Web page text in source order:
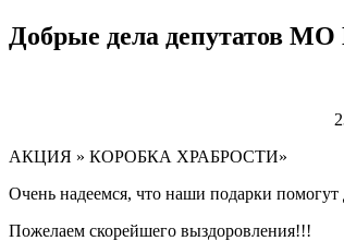
Добрые дела депутатов
АКЦИЯ » КОРОБКА ХРАБРОСТИ»
Очень надеемся, что наши подарки помогут
Пожелаем скорейшего выздоровления!!!